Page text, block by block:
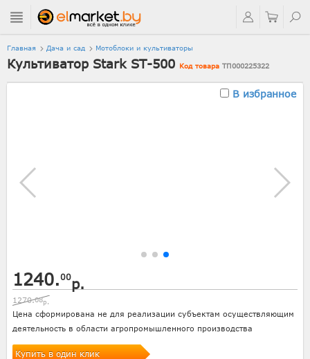
Главная Дача и сад Мотоблоки и культиваторы
Культиватор Stark ST-500 Код товара ТП000225322
В избранное
1240.00р.
1270.08р.
Цена сформирована не для реализации субъектам осуществляющим
деятельность в области агропромышленного производства
Купить в один клик